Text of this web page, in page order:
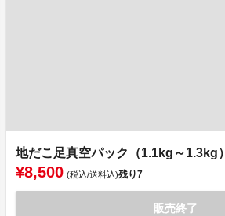
地だこ足真空パック（1.1kg～1.3kg）
¥8,500 (税込/送料込)残り7
販売終了